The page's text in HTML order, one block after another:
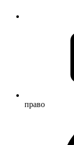
право